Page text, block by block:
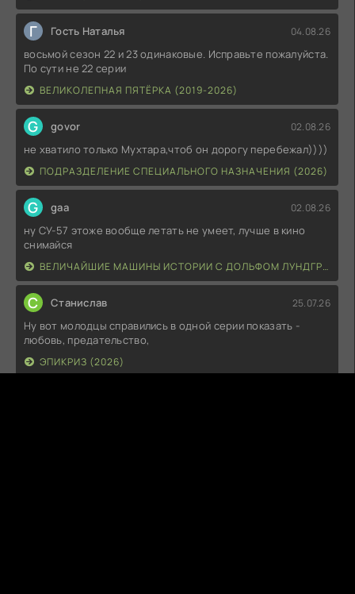
Г Гость Наталья 04.08.26
восьмой сезон 22 и 23 одинаковые. Исправьте пожалуйста.
По сути не 22 серии
ВЕЛИКОЛЕПНАЯ ПЯТЁРКА (2019-2026)
G govor 02.08.26
не хватило только Мухтара,чтоб он дорогу перебежал))))
ПОДРАЗДЕЛЕНИЕ СПЕЦИАЛЬНОГО НАЗНАЧЕНИЯ (2026)
G gaa 02.08.26
ну СУ-57 этоже вообще летать не умеет, лучше в кино
снимайся
ВЕЛИЧАЙШИЕ МАШИНЫ ИСТОРИИ С ДОЛЬФОМ ЛУНДГРЕНОМ (2026)
С Станислав 25.07.26
Ну вот молодцы справились в одной серии показать -
любовь, предательство,
ЭПИКРИЗ (2026)